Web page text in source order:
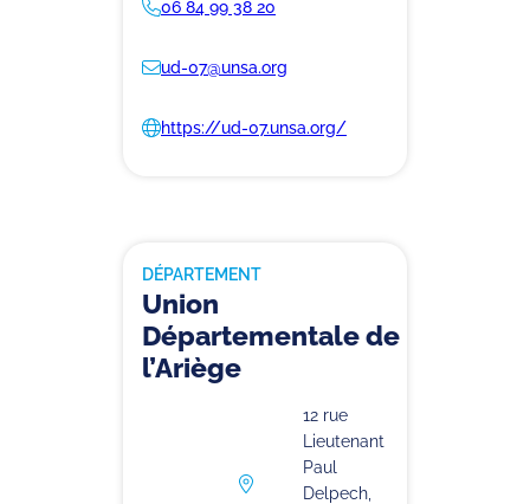
06 84 99 38 20
ud-07@unsa.org
https://ud-07.unsa.org/
DÉPARTEMENT
Union
Départementale de
l’Ariège
12 rue
Lieutenant
Paul
Delpech,